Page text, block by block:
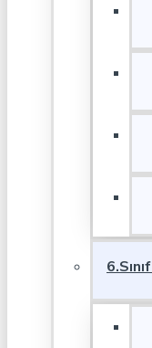
6.Sınıf